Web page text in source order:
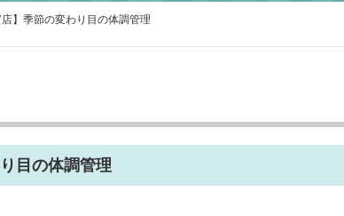
店】季節の変わり目の体調管理
目の体調管理